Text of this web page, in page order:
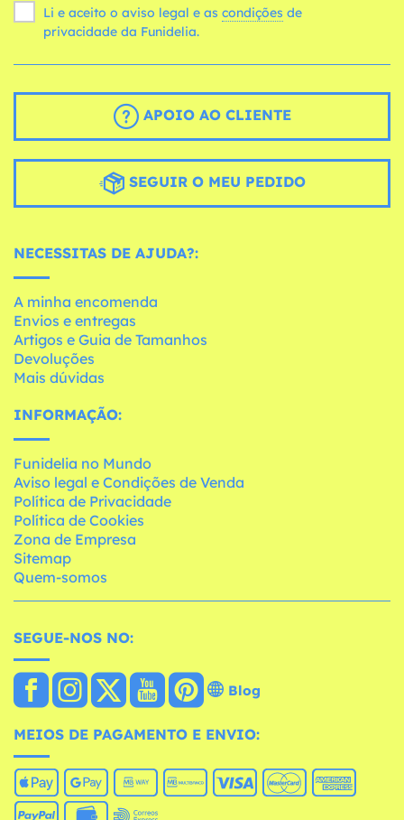
Li e aceito o aviso legal e as condições
privacidade da Funidelia.
APOIO AO CLIENTE
SEGUIR O MEU PEDIDO
NECESSITAS DE AJUDA?:
A minha encomenda
Envios e entregas
Artigos e Guia de Tamanhos
Devoluções
Mais dúvidas
INFORMAÇÃO:
Funidelia no Mundo
Aviso legal e Condições de Venda
Política de Privacidade
Política de Cookies
Zona de Empresa
Sitemap
Quem-somos
SEGUE-NOS NO:
Blog
MEIOS DE PAGAMENTO E ENVIO: